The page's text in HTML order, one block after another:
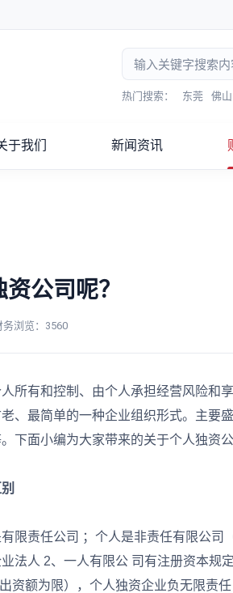
热门搜索： 东莞 佛山
于我们 新闻资讯
公司呢？
务浏览： 3560
有和控制、由个人承担经营风险和
、最简单的一种企业组织形式。主要
下面小编为大家带来的关于个人独资
责任公司 ；个人是非责任有限公司
法人 2、一人有限公 司有注册资本规
资额为限），个人独资企业负无限责